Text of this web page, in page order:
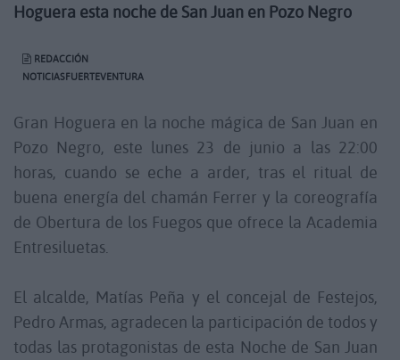
Hoguera esta noche de San Juan en Pozo Negro
REDACCIÓN
NOTICIASFUERTEVENTURA
Gran Hoguera en la noche mágica de San Juan en
Pozo Negro, este lunes 23 de junio a las 22:00
horas, cuando se eche a arder, tras el ritual de
buena energía del chamán Ferrer y la coreografía
de Obertura de los Fuegos que ofrece la Academia
Entresiluetas.
El alcalde, Matías Peña y el concejal de Festejos,
Pedro Armas, agradecen la participación de todos y
todas las protagonistas de esta Noche de San Juan